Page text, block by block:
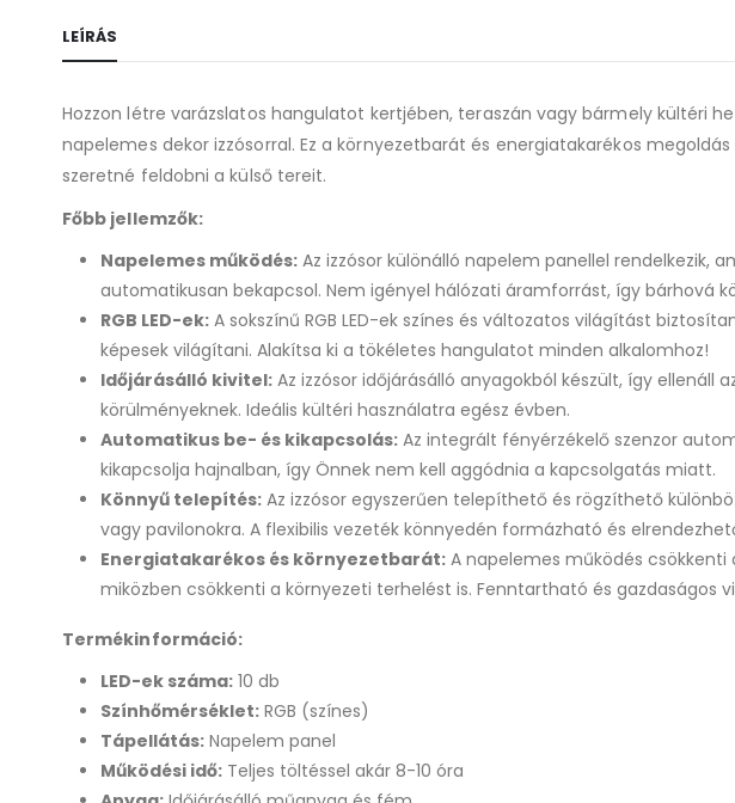
LEÍRÁS
Hozzon létre varázslatos hangulatot kertjében, teraszán vagy bármely kültéri
napelemes dekor izzósorral. Ez a környezetbarát és energiatakarékos
szeretné feldobni a külső tereit.
Főbb jellemzők:
Napelemes működés: Az izzósor különálló napelem panellel rendelkezik,
automatikusan bekapcsol. Nem igényel hálózati áramforrást, így bárhová
RGB LED-ek: A sokszínű RGB LED-ek színes és változatos világítást
képesek világítani. Alakítsa ki a tökéletes hangulatot minden alkalomhoz!
Időjárásálló kivitel: Az izzósor időjárásálló anyagokból készült, így ellenáll
körülményeknek. Ideális kültéri használatra egész évben.
Automatikus be- és kikapcsolás: Az integrált fényérzékelő szenzor
kikapcsolja hajnalban, így Önnek nem kell aggódnia a kapcsolgatás miatt.
Könnyű telepítés: Az izzósor egyszerűen telepíthető és rögzíthető
vagy pavilonokra. A flexibilis vezeték könnyedén formázható és
Energiatakarékos és környezetbarát: A napelemes működés
miközben csökkenti a környezeti terhelést is. Fenntartható és gazdaságos
Termékinformáció:
LED-ek száma: 10 db
Színhőmérséklet: RGB (színes)
Tápellátás: Napelem panel
Működési idő: Teljes töltéssel akár 8-10 óra